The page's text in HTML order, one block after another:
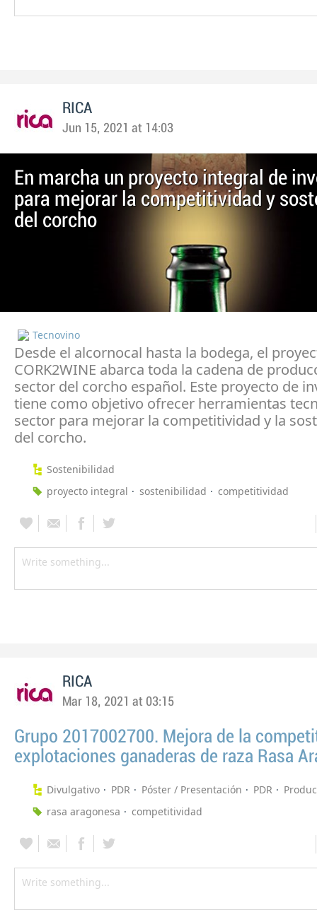
RICA
Jun 15, 2021 at 14:03
En marcha un proyecto integral de
para mejorar la competitividad y
del corcho
Tecnovino
Desde el alcornocal hasta la bodega, el
CORK2WINE abarca toda la cadena de
sector del corcho español. Este proyecto de
tiene como objetivo ofrecer herramientas
sector para mejorar la competitividad y la
del corcho.
Sostenibilidad
proyecto integral
sostenibilidad competitividad
RICA
Mar 18, 2021 at 03:15
Grupo 2017002700. Mejora de la
explotaciones ganaderas de raza Rasa
Divulgativo PDR Póster / Presentación PDR
rasa aragonesa
competitividad